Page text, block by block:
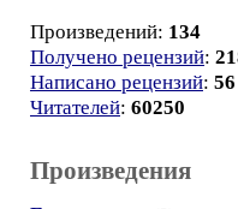
Произведений: 134
Получено рецензий:
Написано рецензий: 56
Читателей: 60250
Произведения